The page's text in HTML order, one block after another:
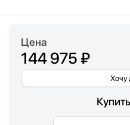
Цена
144 975 ₽
Хочу